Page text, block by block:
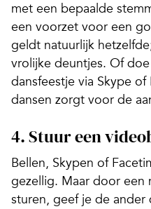
met een bepaalde
een voorzet voor een
geldt natuurlijk
vrolijke deuntjes. Of
dansfeestje via Skype
dansen zorgt voor de
4. Stuur een
Bellen, Skypen of
gezellig. Maar door
sturen, geef je de